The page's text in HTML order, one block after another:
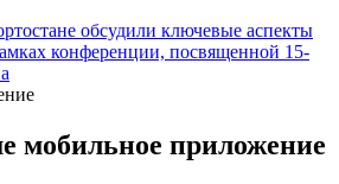
обсудили ключевые аспекты
конференции, посвященной 15-
мобильное приложение